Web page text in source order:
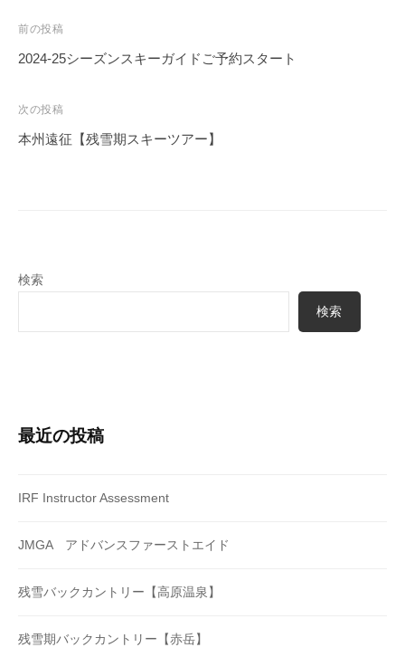
投
稿
ビ
ゲ
前の投稿
2024-25シーズンスキーガイドご予約スタート
次の投稿
本州遠征【残雪期スキーツアー】
検索
検索
最近の投稿
IRF Instructor Assessment
JMGA アドバンスファーストエイド
残雪バックカントリー【高原温泉】
残雪期バックカントリー【赤岳】